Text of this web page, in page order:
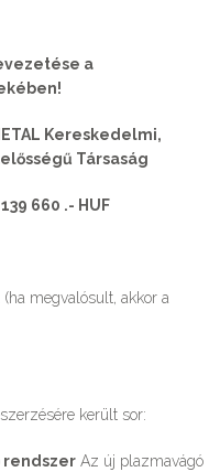
a
Kereskedelmi,
Társaság
660 .- HUF
megvalósult, akkor a
került sor:
rendszer Az új plazmavágó